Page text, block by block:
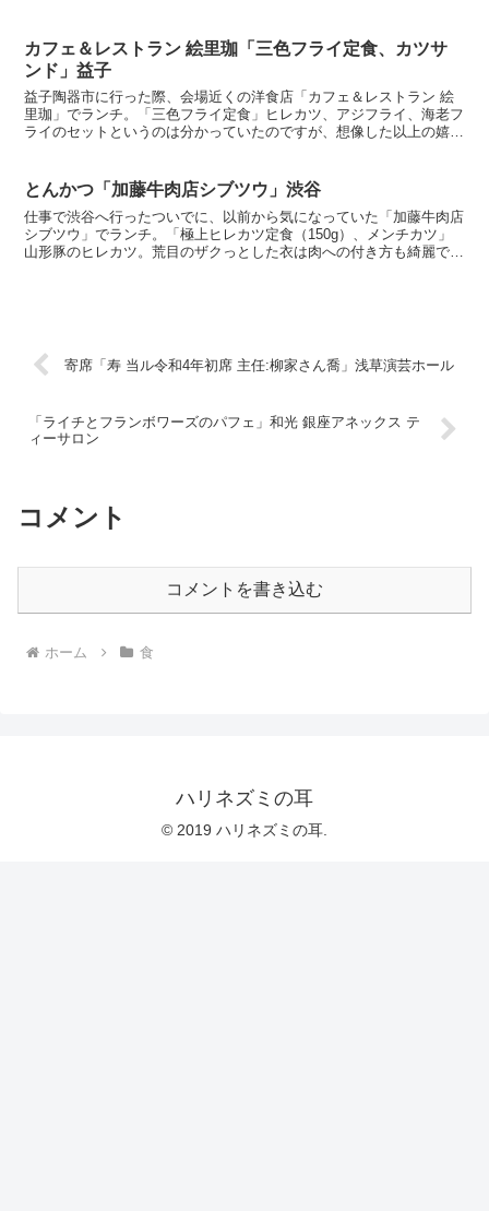
カフェ＆レストラン 絵里珈「三色フライ定食、カツサ
ンド」益子
益子陶器市に行った際、会場近くの洋食店「カフェ＆レストラン 絵
里珈」でランチ。「三色フライ定食」ヒレカツ、アジフライ、海老フ
ライのセットというのは分かっていたのですが、想像した以上の嬉し
とんかつ「加藤牛肉店シブツウ」渋谷
仕事で渋谷へ行ったついでに、以前から気になっていた「加藤牛肉店
シブツウ」でランチ。「極上ヒレカツ定食（150g）、メンチカツ」
山形豚のヒレカツ。荒目のザクっとした衣は肉への付き方も綺麗で
寄席「寿 当ル令和4年初席 主任:柳家さん喬」浅草演芸ホール
「ライチとフランボワーズのパフェ」和光 銀座アネックス テ
ィーサロン
コメント
コメントを書き込む
ホーム 食
ハリネズミの耳
© 2019 ハリネズミの耳.